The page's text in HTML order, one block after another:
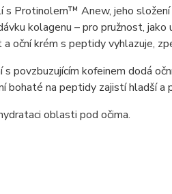
s Protinolem™ Anew, jeho
kolagenu – pro pružnost,
oční krém s peptidy vyhlazuje,
s povzbuzujícím kofeinem dodá
bohaté na peptidy zajistí hladší
oblasti pod očima.